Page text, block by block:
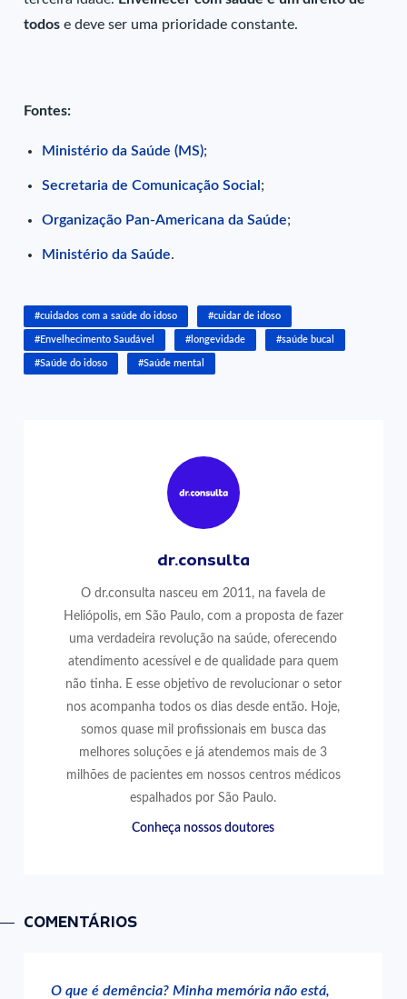
todos e deve ser uma prioridade constante.
Fontes:
Ministério da Saúde (MS);
Secretaria de Comunicação Social ;
Organização Pan-Americana da Saúde;
Ministério da Saúde.
#cuidados com a saúde do idoso #cuidar de idoso
#Envelhecimento Saudável #longevidade #saúde bucal
#Saúde do idoso #Saúde mental
dr.consulta
O dr.consulta nasceu em 2011, na favela de
Heliópolis, em São Paulo, com a proposta de fazer
uma verdadeira revolução na saúde, oferecendo
atendimento acessível e de qualidade para quem
não tinha. E esse objetivo de revolucionar o setor
nos acompanha todos os dias desde então. Hoje,
somos quase mil profissionais em busca das
melhores soluções e já atendemos mais de 3
milhões de pacientes em nossos centros médicos
espalhados por São Paulo.
Conheça nossos doutores
COMENTÁRIOS
O que é demência? Minha memória não está,